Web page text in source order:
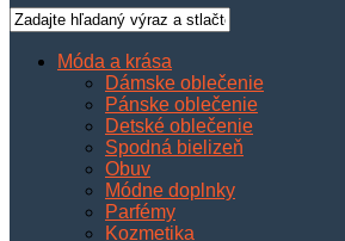
Móda a krása
Dámske oblečenie
Pánske oblečenie
Detské oblečenie
Spodná bielizeň
Obuv
Módne doplnky
Parfémy
Kozmetika